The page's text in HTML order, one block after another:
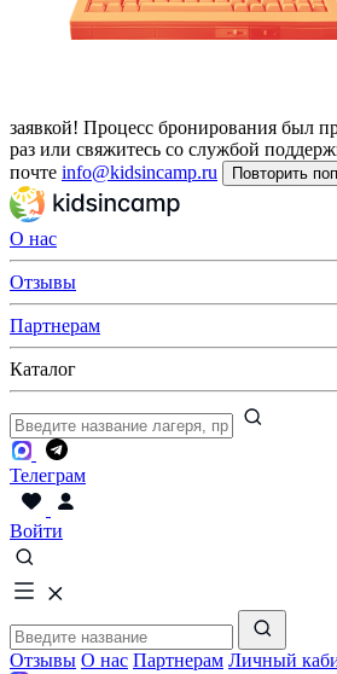
заявкой! Процесс бронирования был
раз или свяжитесь со службой
почте info@kidsincamp.ru Повторить
О нас
Отзывы
Партнерам
Каталог
Телеграм
Войти
Отзывы О нас Партнерам Личный